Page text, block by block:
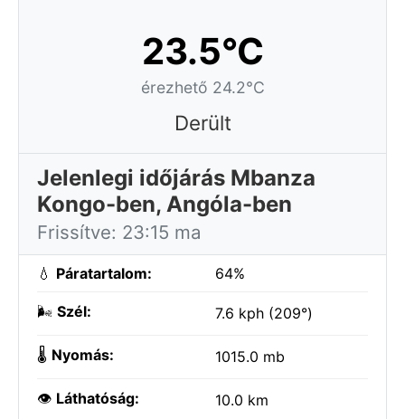
23.5°C
érezhető 24.2°C
Derült
Jelenlegi időjárás Mbanza
Kongo-ben, Angóla-ben
Frissítve: 23:15 ma
💧 Páratartalom: 64%
🌬️ Szél: 7.6 kph (209°)
🌡️ Nyomás: 1015.0 mb
👁️ Láthatóság: 10.0 km